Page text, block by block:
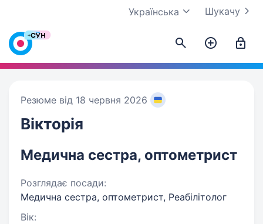
Шукачу
Українська
Резюме від 18 червня 2026
Вікторія
Медична сестра, оптометрист
Розглядає посади:
Медична сестра, оптометрист, Реабілітолог
Вік: